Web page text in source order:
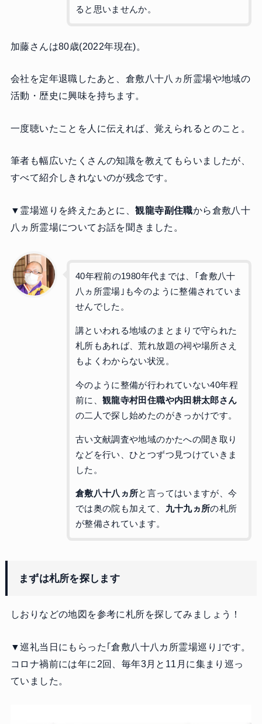
ると思いませんか。
加藤さんは80歳(2022年現在)。
会社を定年退職したあと、倉敷八十八ヵ所霊場や地域の
活動・歴史に興味を持ちます。
一度聴いたことを人に伝えれば、覚えられるとのこと。
筆者も幅広いたくさんの知識を教えてもらいましたが、
すべて紹介しきれないのが残念です。
▼霊場巡りを終えたあとに、観龍寺副住職から倉敷八十
八ヵ所霊場についてお話を聞きました。
40年程前の1980年代までは、｢倉敷八十
八ヵ所霊場｣も今のように整備されていま
せんでした。
講といわれる地域のまとまりで守られた
札所もあれば、荒れ放題の祠や場所さえ
もよくわからない状況。
今のように整備が行われていない40年程
前に、 観龍寺村田住職や内田耕太郎さん
の二人で探し始めたのがきっかけです。
古い文献調査や地域のかたへの聞き取り
などを行い、ひとつずつ見つけていきま
した。
倉敷八十八ヵ所と言ってはいますが、今
では奥の院も加えて、 九十九ヵ所の札所
が整備されています。
まずは札所を探します
しおりなどの地図を参考に札所を探してみましょう！
▼巡礼当日にもらった｢倉敷八十八カ所霊場巡り｣です。
コロナ禍前には年に2回、毎年3月と11月に集まり巡っ
ていました。